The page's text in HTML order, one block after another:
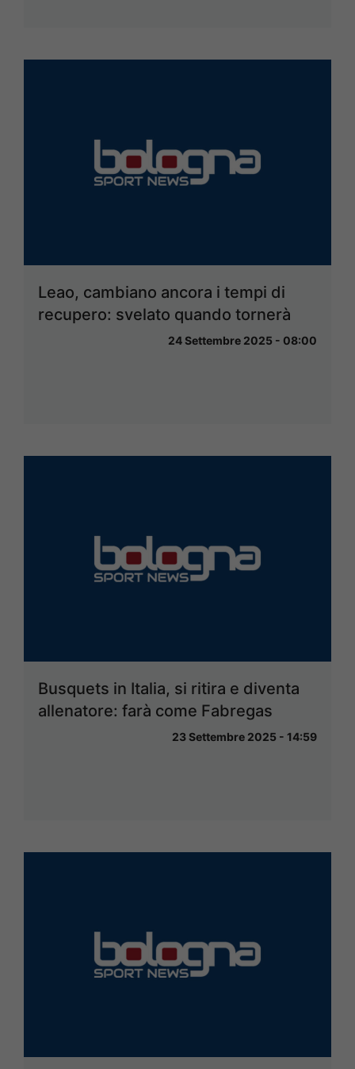
Leao, cambiano ancora i tempi di
recupero: svelato quando tornerà
24 Settembre 2025 - 08:00
Busquets in Italia, si ritira e diventa
allenatore: farà come Fabregas
23 Settembre 2025 - 14:59